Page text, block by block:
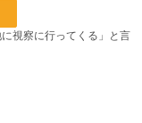
視察に行ってくる」と言
ずに…。